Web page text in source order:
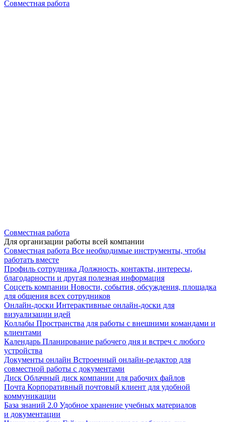
Совместная работа
Совместная работа
Для организации работы всей компании
Совместная работа Все необходимые инструменты, чтобы
работать вместе
Профиль сотрудника Должность, контакты, интересы,
благодарности и другая полезная информация
Соцсеть компании Новости, события, обсуждения, площадка
для общения всех сотрудников
Онлайн-доски Интерактивные онлайн-доски для
визуализации идей
Коллабы Пространства для работы с внешними командами и
клиентами
Календарь Планирование рабочего дня и встреч с любого
устройства
Документы онлайн Встроенный онлайн-редактор для
совместной работы с документами
Диск Облачный диск компании для рабочих файлов
Почта Корпоративный почтовый клиент для удобной
коммуникации
База знаний 2.0 Удобное хранение учебных материалов
и документации